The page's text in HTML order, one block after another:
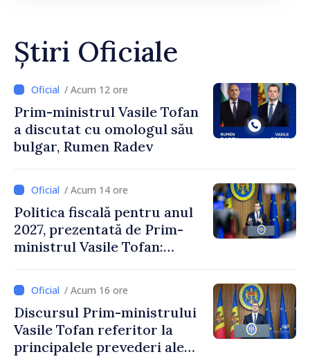
Știri Oficiale
/ Acum 12 ore
Prim-ministrul Vasile Tofan
a discutat cu omologul său
bulgar, Rumen Radev
/ Acum 14 ore
Politica fiscală pentru anul
2027, prezentată de Prim-
ministrul Vasile Tofan:
stimularea investițiilor și o
taxare mai echitabilă
/ Acum 16 ore
Discursul Prim-ministrului
Vasile Tofan referitor la
principalele prevederi ale